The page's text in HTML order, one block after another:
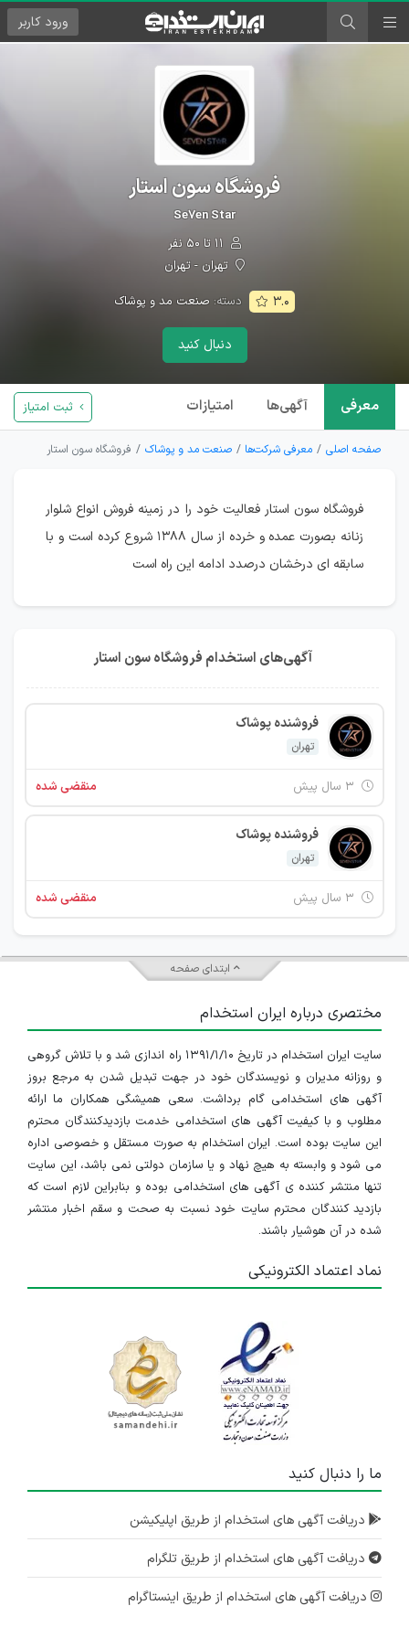
ورود کاربر
فروشگاه سون استار
Se۷en Star
تهران - تهران
۳.۰ دسته: صنعت مد و پوشاک
دنبال کنید
معرفی آگهی‌ها امتیازات ثبت امتیاز
صفحه اصلی معرفی شرکت‌ها صنعت مد و پوشاک فروشگاه سون استار
فروشگاه سون استار فعالیت خود را در زمینه فروش انواع شلوار
زنانه بصورت عمده و خرده از سال ۱۳۸۸ شروع کرده است و با
سابقه ای درخشان درصدد ادامه این راه است
آگهی‌های استخدام فروشگاه سون استار
فروشنده پوشاک
تهران
منقضی شده
فروشنده پوشاک
تهران
منقضی شده
ابتدای صفحه
مختصری درباره ایران استخدام
سایت ایران استخدام در تاریخ ۱۳۹۱/۱/۱۰ راه اندازی شد و با تلاش گروهی
و روزانه مدیران و نویسندگان خود در جهت تبدیل شدن به مرجع بروز
آگهی های استخدامی گام برداشت. سعی همیشگی همکاران ما ارائه
مطلوب و با کیفیت آگهی های استخدامی خدمت بازدیدکنندگان محترم
این سایت بوده است. ایران استخدام به صورت مستقل و خصوصی اداره
می شود و وابسته به هیچ نهاد و یا سازمان دولتی نمی باشد، این سایت
تنها منتشر کننده ی آگهی های استخدامی بوده و بنابراین لازم است که
بازدید کنندگان محترم سایت خود نسبت به صحت و سقم اخبار منتشر
شده در آن هوشیار باشند.
نماد اعتماد الکترونیکی
ما را دنبال کنید
دریافت آگهی های استخدام از طریق اپلیکیشن
دریافت آگهی های استخدام از طریق تلگرام
دریافت آگهی های استخدام از طریق اینستاگرام